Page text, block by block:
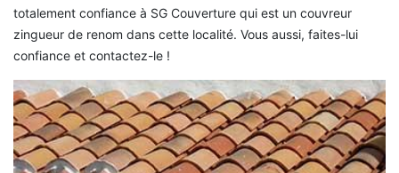
totalement confiance à SG Couverture qui est un couvreur
zingueur de renom dans cette localité. Vous aussi, faites-lui
confiance et contactez-le !